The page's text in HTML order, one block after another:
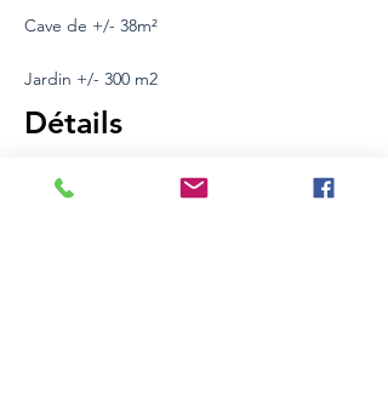
Cave de +/- 38m²
Jardin +/- 300 m2
Détails
Type de bien
Maison
Surface
142 m2